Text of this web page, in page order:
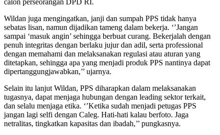
Wildan juga mengingatkan, janji dan sumpah PPS tidak hanya
sebatas lisan, namun dijadikan tameng dalam bekerja. ‘’Jangan
sampai ‘masuk angin’ sehingga berbuat curang. Bekerjalah dengan
penuh integritas dengan berlaku jujur dan adil, serta professional
dengan memahami dan melaksanakan regulasi atau aturan yang
ditetapkan, sehingga apa yang menjadi produk PPS nantinya dapat
dipertanggungjawabkan,’’ ujarnya.
Selain itu lanjut Wildan, PPS diharapkan dalam melaksanakan
tugasnya, dapat menjaga hubungan dengan leading sektor terkait,
dan selalu menjaga etika. ‘’Ketika sudah menjadi petugas PPS
jangan lagi selfi dengan Caleg. Hati-hati kalau berfoto. Jaga
netralitas, tingkatkan kapasitas dan ibadah,’’ pungkasnya.